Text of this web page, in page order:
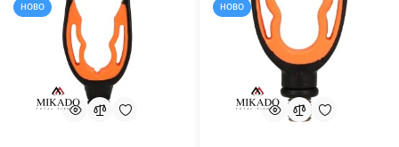
НОВО НОВО